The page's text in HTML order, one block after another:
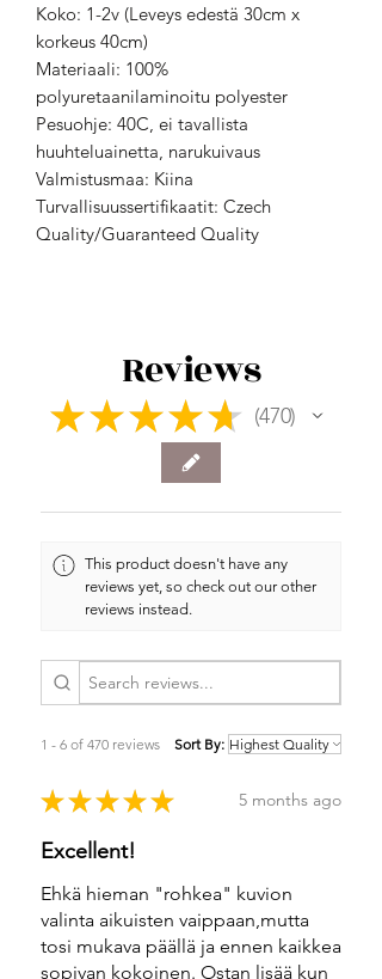
Koko: 1-2v (Leveys edestä 30cm x
korkeus 40cm)
Materiaali: 100%
polyuretaanilaminoitu polyester
Pesuohje: 40C, ei tavallista
huuhteluainetta, narukuivaus
Valmistusmaa: Kiina
Turvallisuussertifikaatit: Czech
Quality/Guaranteed Quality
Reviews
★ ★ ★ ★ ★ 470
470
This product doesn't have any
reviews yet, so check out our other
reviews instead.
1 - 6 of 470 reviews Sort By:
★ ★ ★ ★ ★ 5 months ago
Excellent!
Ehkä hieman "rohkea" kuvion
valinta aikuisten vaippaan,mutta
tosi mukava päällä ja ennen kaikkea
sopivan kokoinen. Ostan lisää kun